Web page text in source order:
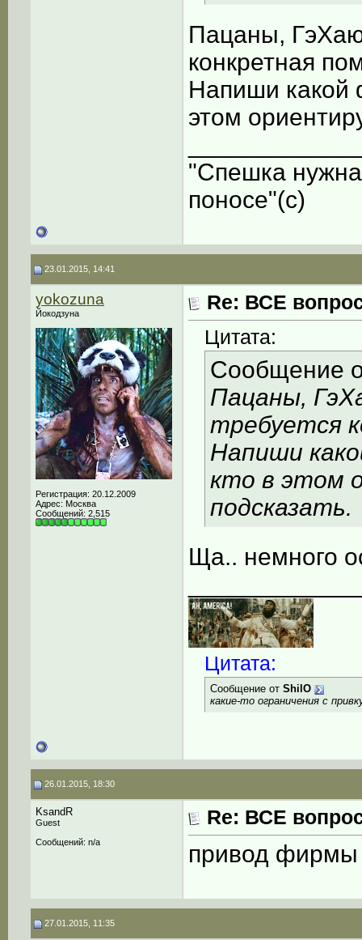
Пацаны,
конкретная
Напиши какой
этом
"Спешка
поносе"(с)
23.01.2015, 14:41
yokozuna
Йокодзуна
Регистрация: 20.12.2009
Адрес: Москва
Сообщений: 2,515
Re: ВСЕ
Цитата:
Сообщение
Пацаны,
требуется
Напиши
кто в этом
подсказать.
Ща.. немного
Цитата:
Сообщение от ShilO
какие-то ограничения с
26.01.2015, 18:30
KsandR
Guest
Сообщений: n/a
Re: ВСЕ
привод фирмы
27.01.2015, 11:35